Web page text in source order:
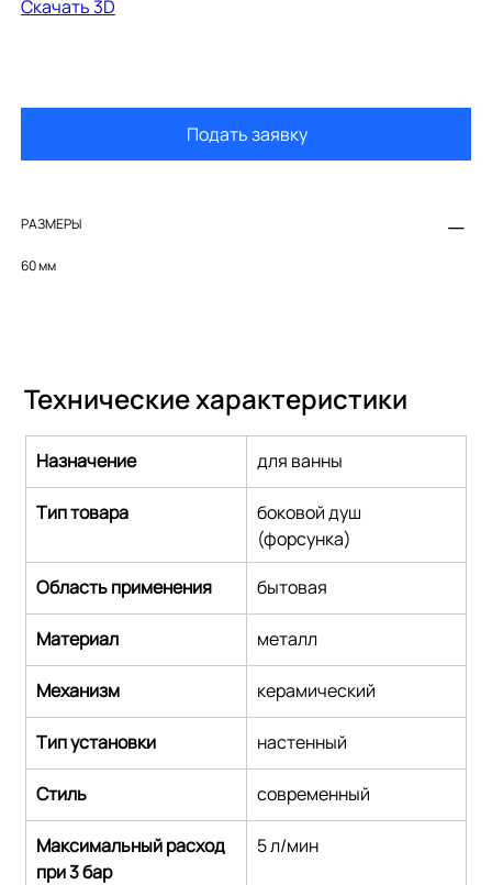
Cкачать 3D
Подать заявку
РАЗМЕРЫ
60 мм
Технические характеристики
Назначение для ванны
Тип товара
боковой душ
(форсунка)
Область применения
бытовая
Материал металл
Механизм керамический
Тип установки настенный
Стиль современный
Максимальный расход
при 3 бар
5 л/мин